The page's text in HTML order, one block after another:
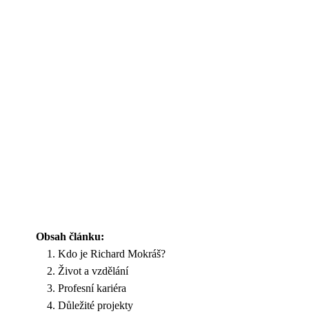
Obsah článku:
Kdo je Richard Mokráš?
Život a vzdělání
Profesní kariéra
Důležité projekty